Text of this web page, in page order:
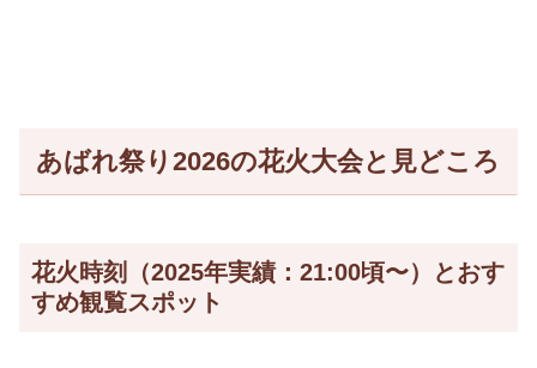
あばれ祭り2026の花火大会と見どころ
花火時刻（2025年実績：21:00頃〜）とおす
すめ観覧スポット